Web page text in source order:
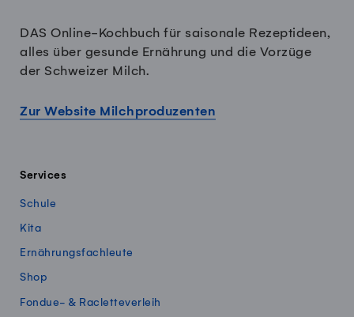
DAS Online-Kochbuch für saisonale Rezeptideen,
alles über gesunde Ernährung und die Vorzüge
der Schweizer Milch.
Zur Website Milchproduzenten
Services
Schule
Kita
Ernährungsfachleute
Shop
Fondue- & Racletteverleih